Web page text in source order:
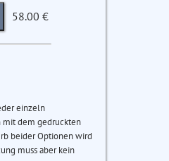
58.00 €
einzeln
mit dem gedruckten
beider Optionen wird
muss aber kein